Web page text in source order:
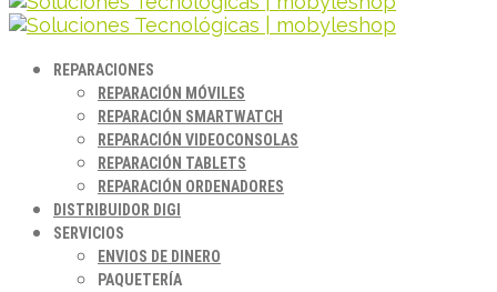
REPARACIONES
REPARACIÓN MÓVILES
REPARACIÓN SMARTWATCH
REPARACIÓN VIDEOCONSOLAS
REPARACIÓN TABLETS
REPARACIÓN ORDENADORES
DISTRIBUIDOR DIGI
SERVICIOS
ENVIOS DE DINERO
PAQUETERÍA